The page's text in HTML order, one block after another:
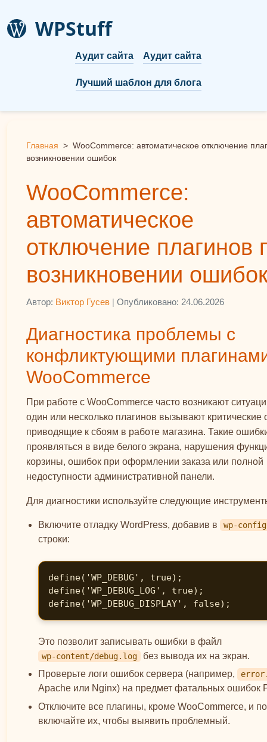
WPStuff
Аудит сайта Аудит сайта
Лучший шаблон для блога
Главная > WooCommerce: автоматическое отключение
возникновении ошибок
WooCommerce:
автоматическое
отключение плагинов
возникновении
Автор: Виктор Гусев | Опубликовано: 24.06.2026
Диагностика проблемы с
конфликтующими
WooCommerce
При работе с WooCommerce часто возникают
один или несколько плагинов вызывают критические
приводящие к сбоям в работе магазина. Такие
проявляться в виде белого экрана, нарушения
корзины, ошибок при оформлении заказа или полной
недоступности административной панели.
Для диагностики используйте следующие
Включите отладку WordPress, добавив в wp-
строки:
define('WP_DEBUG', true);
define('WP_DEBUG_LOG', true);
define('WP_DEBUG_DISPLAY', false);
Это позволит записывать ошибки в файл
wp-content/debug.log
без вывода их на экран.
Проверьте логи ошибок сервера (например,
Apache или Nginx) на предмет фатальных ошибок
Отключите все плагины, кроме WooCommerce, и
включайте их, чтобы выявить проблемный.